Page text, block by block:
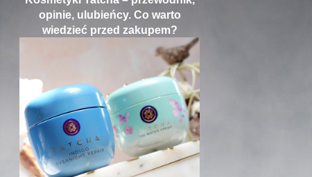
opinie, ulubieńcy. Co warto
wiedzieć przed zakupem?